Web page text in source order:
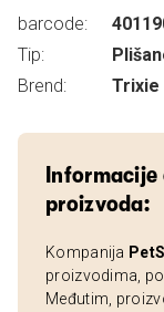
barcode:
Tip:
Brend:
Trixie
Informacije
proizvoda:
Kompanija
proizvodima,
Međutim,